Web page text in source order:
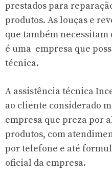
prestados para
produtos. As louças e
que também necessitam
é uma empresa que
técnica.
A assistência técnica
ao cliente considerado
empresa que preza por
produtos, com
por telefone e até
oficial da empresa.